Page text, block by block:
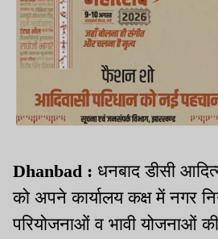
Dhanbad : धनबाद डीसी
को अपने कार्यालय कक्ष में नगर
परियोजनाओं व भावी योजनाओं